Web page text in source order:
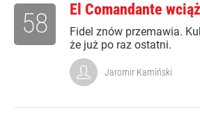
El Comandante
Fidel znów przemawia.
że już po raz ostatni.
58
Jaromir Kamiński